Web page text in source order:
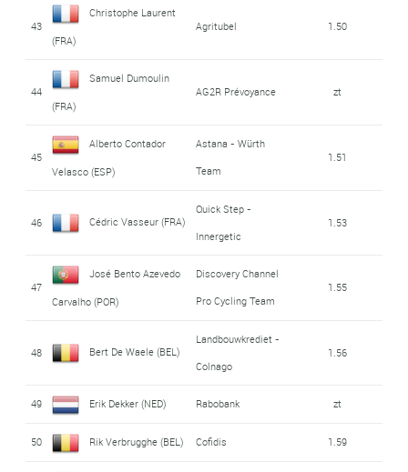
43
Christophe Laurent
(FRA)
Agritubel 1.50
44
Samuel Dumoulin
(FRA)
AG2R Prévoyance zt
45
Alberto Contador
Velasco (ESP)
Astana - Würth
Team
1.51
46 Cédric Vasseur (FRA)
Quick Step -
Innergetic
1.53
47
José Bento Azevedo
Carvalho (POR)
Discovery Channel
Pro Cycling Team
1.55
48 Bert De Waele (BEL)
Landbouwkrediet -
Colnago
1.56
49 Erik Dekker (NED) Rabobank zt
50 Rik Verbrugghe (BEL) Cofidis 1.59